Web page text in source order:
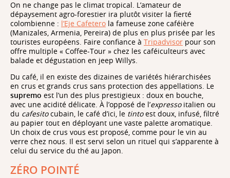
On ne change pas le climat tropical. L’amateur de
dépaysement agro-forestier ira plutôt visiter la fierté
colombienne : l’Eje Cafetero la fameuse zone caféière
(Manizales, Armenia, Pereira) de plus en plus prisée par les
touristes européens. Faire confiance à Tripadvisor pour son
offre multiple « Coffee-Tour » chez les caféiculteurs avec
balade et dégustation en jeep Willys.
Du café, il en existe des dizaines de variétés hiérarchisées
en crus et grands crus sans protection des appellations. Le
supremo est l’un des plus prestigieux : doux en bouche,
avec une acidité délicate. À l’opposé de l’expressoitalien ou
du cafesitocubain, le café d’ici, le tintoest doux, infusé, filtré
au papier tout en déployant une vaste palette aromatique.
Un choix de crus vous est proposé, comme pour le vin au
verre chez nous. Il est servi selon un rituel qui s’apparente à
celui du service du thé au Japon.
ZÉRO POINTÉ